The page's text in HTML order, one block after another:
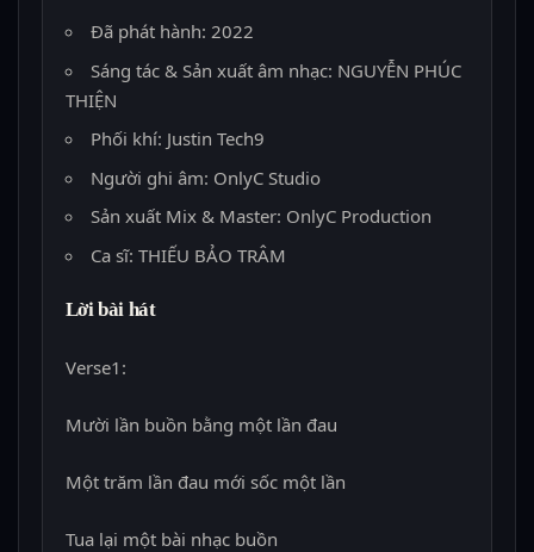
Đã phát hành: 2022
Sáng tác & Sản xuất âm nhạc: NGUYỄN PHÚC
THIỆN
Phối khí: Justin Tech9
Người ghi âm: OnlyC Studio
Sản xuất Mix & Master: OnlyC Production
Ca sĩ: THIẾU BẢO TRÂM
Lời bài hát
Verse1:
Mười lần buồn bằng một lần đau
Một trăm lần đau mới sốc một lần
Tua lại một bài nhạc buồn